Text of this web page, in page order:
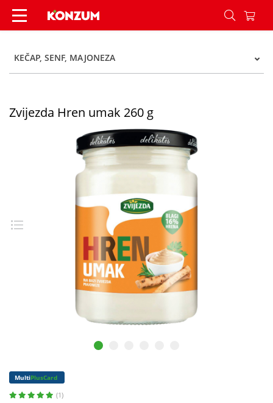
Zvijezda Hren umak 260 g - Konzum
KEČAP, SENF, MAJONEZA
Zvijezda Hren umak 260 g
MultiPlusCard
(1)